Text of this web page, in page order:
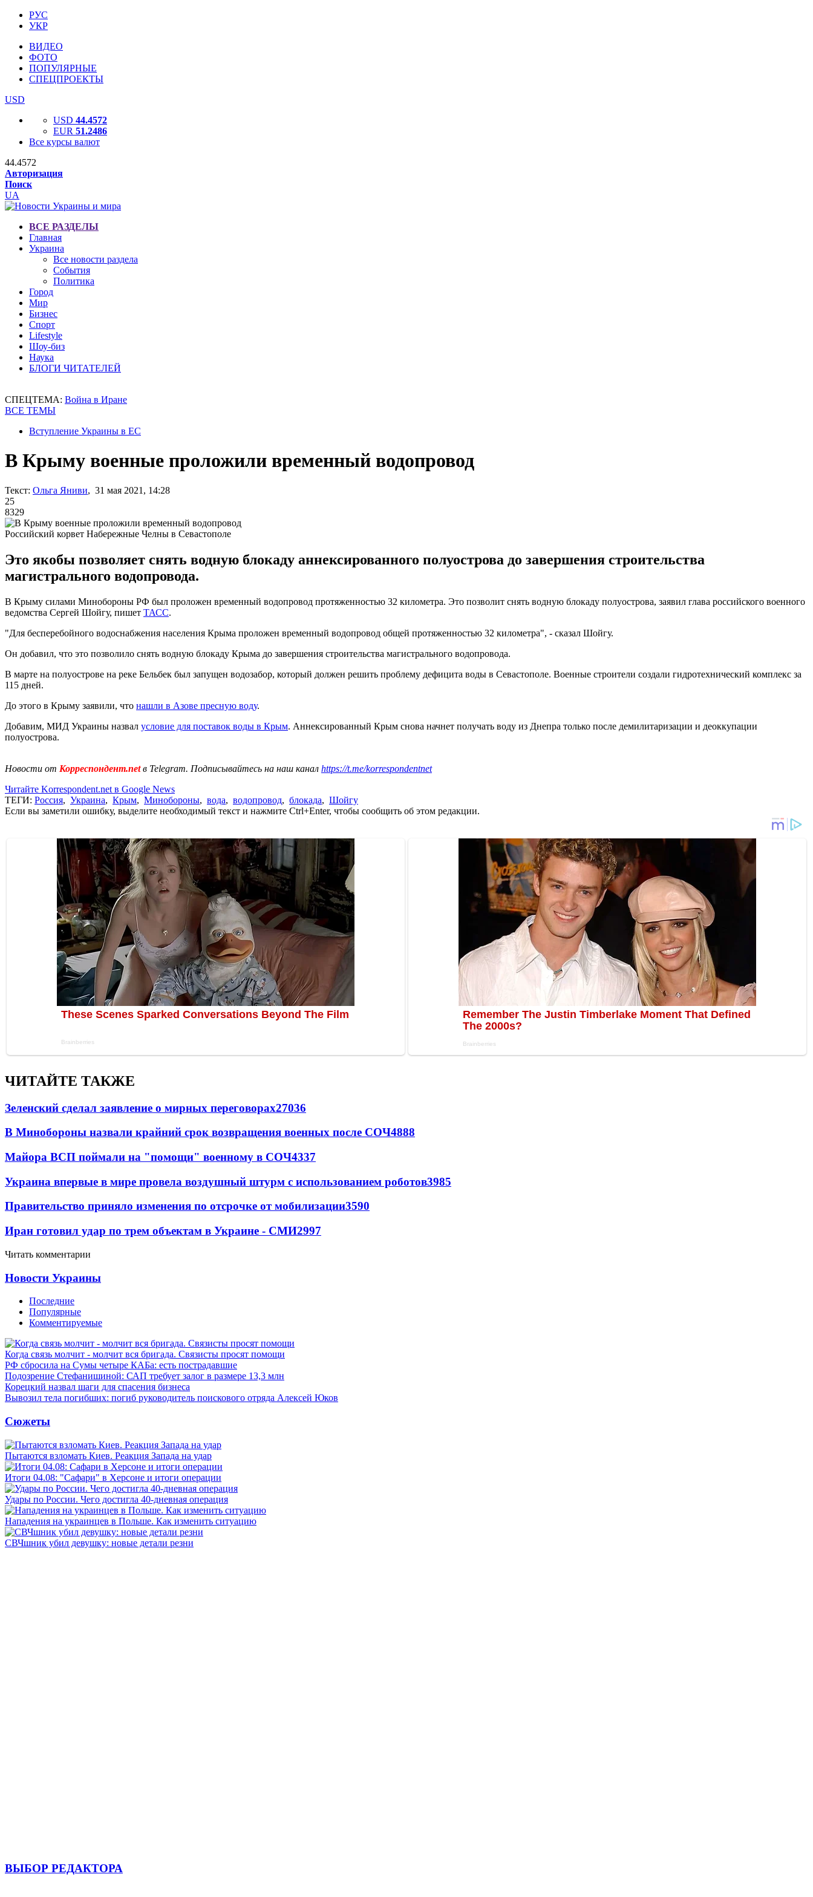
РУС
УКР
ВИДЕО
ФОТО
ПОПУЛЯРНЫЕ
СПЕЦПРОЕКТЫ
USD
USD 44.4572
EUR 51.2486
Все курсы валют
44.4572
Авторизация
Поиск
UA
ВСЕ РАЗДЕЛЫ
Главная
Украина
Все новости раздела
События
Политика
Город
Мир
Бизнес
Спорт
Lifestyle
Шоу-биз
Наука
БЛОГИ ЧИТАТЕЛЕЙ
СПЕЦТЕМА: Война в Иране
ВСЕ ТЕМЫ
Вступление Украины в ЕС
В Крыму военные проложили временный водопровод
Текст: Ольга Яниви, 31 мая 2021, 14:28
25
8329
Российский корвет Набережные Челны в Севастополе
Это якобы позволяет снять водную блокаду аннексированного полуострова до завершения строительства
магистрального водопровода.
В Крыму силами Минобороны РФ был проложен временный водопровод протяженностью 32 километра. Это позволит снять водную блокаду полуострова, заявил глава российского военного
ведомства Сергей Шойгу, пишет ТАСС.
"Для бесперебойного водоснабжения населения Крыма проложен временный водопровод общей протяженностью 32 километра", - сказал Шойгу.
Он добавил, что это позволило снять водную блокаду Крыма до завершения строительства магистрального водопровода.
В марте на полуострове на реке Бельбек был запущен водозабор, который должен решить проблему дефицита воды в Севастополе. Военные строители создали гидротехнический комплекс за
115 дней.
До этого в Крыму заявили, что нашли в Азове пресную воду.
Добавим, МИД Украины назвал условие для поставок воды в Крым. Аннексированный Крым снова начнет получать воду из Днепра только после демилитаризации и деоккупации
полуострова.
Новости от Корреспондент.netв Telegram. Подписывайтесь на наш канал https://t.me/korrespondentnet
Читайте Korrespondent.net в Google News
ТЕГИ: Россия, Украина, Крым, Минобороны, вода, водопровод, блокада, Шойгу
Если вы заметили ошибку, выделите необходимый текст и нажмите Ctrl+Enter, чтобы сообщить об этом редакции.
ЧИТАЙТЕ ТАКЖЕ
Зеленский сделал заявление о мирных переговорах27036
В Минобороны назвали крайний срок возвращения военных после СОЧ4888
Майора ВСП поймали на "помощи" военному в СОЧ4337
Украина впервые в мире провела воздушный штурм с использованием роботов3985
Правительство приняло изменения по отсрочке от мобилизации3590
Иран готовил удар по трем объектам в Украине - СМИ2997
Читать комментарии
Новости Украины
Последние
Популярные
Комментируемые
Когда связь молчит - молчит вся бригада. Связисты просят помощи
РФ сбросила на Сумы четыре КАБа: есть пострадавшие
Подозрение Стефанишиной: САП требует залог в размере 13,3 млн
Корецкий назвал шаги для спасения бизнеса
Вывозил тела погибших: погиб руководитель поискового отряда Алексей Юков
Сюжеты
Пытаются взломать Киев. Реакция Запада на удар
Итоги 04.08: "Сафари" в Херсоне и итоги операции
Удары по России. Чего достигла 40-дневная операция
Нападения на украинцев в Польше. Как изменить ситуацию
СВЧшник убил девушку: новые детали резни
ВЫБОР РЕДАКТОРА